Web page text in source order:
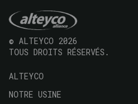
© ALTEYCO 2026
TOUS DROITS RÉSERVÉS.
Navegación
principal
ALTEYCO
NOTRE USINE